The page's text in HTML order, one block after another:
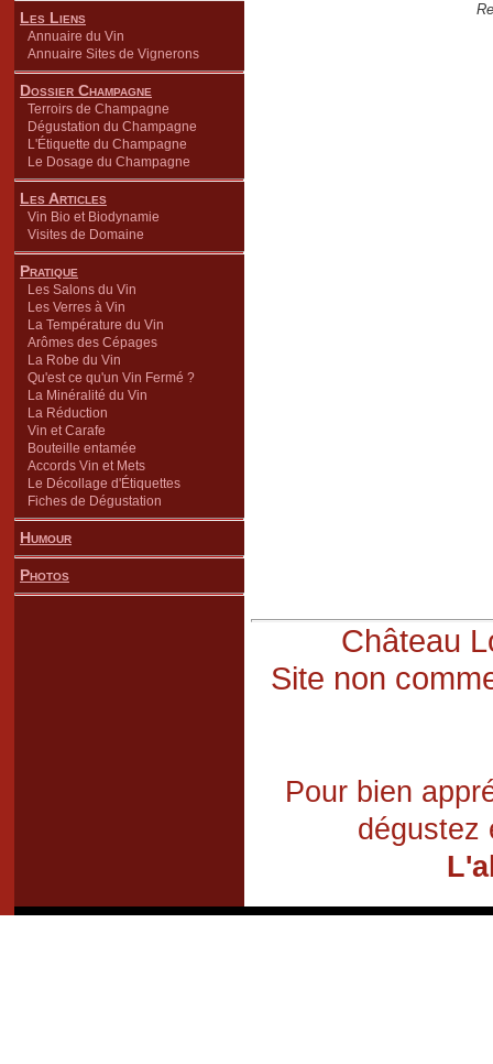
Les Liens
Annuaire du Vin
Annuaire Sites de Vignerons
Dossier Champagne
Terroirs de Champagne
Dégustation du Champagne
L'Étiquette du Champagne
Le Dosage du Champagne
Les Articles
Vin Bio et Biodynamie
Visites de Domaine
Pratique
Les Salons du Vin
Les Verres à Vin
La Température du Vin
Arômes des Cépages
La Robe du Vin
Qu'est ce qu'un Vin Fermé ?
La Minéralité du Vin
La Réduction
Vin et Carafe
Bouteille entamée
Accords Vin et Mets
Le Décollage d'Étiquettes
Fiches de Dégustation
Humour
Photos
Château
Site non
Pour bien
dégustez